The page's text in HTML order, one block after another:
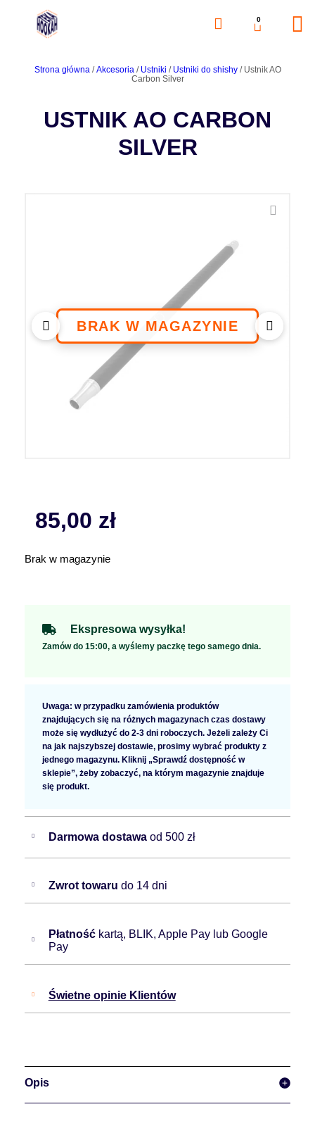
0
Strona główna/Akcesoria/ Ustniki / Ustniki do shishy/ Ustnik AO
Carbon Silver
USTNIK AO CARBON
SILVER
85,00 zł
Brak w magazynie
Ekspresowa wysyłka!
Zamów do 15:00, a wyślemy paczkę tego samego dnia.
Uwaga: w przypadku zamówienia produktów
znajdujących się na różnych magazynach czas dostawy
może się wydłużyć do 2-3 dni roboczych. Jeżeli zależy Ci
na jak najszybszej dostawie, prosimy wybrać produkty z
jednego magazynu. Kliknij „Sprawdź dostępność w
sklepie”, żeby zobaczyć, na którym magazynie znajduje
się produkt.
Darmowa dostawa od 500 zł
Zwrot towaru do 14 dni
Płatność kartą, BLIK, Apple Pay lub Google
Pay
Świetne opinie Klientów
Opis